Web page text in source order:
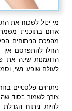
מי יכול לשכוח את
אדום בתוכנית
מהפכת הניתוחים
החלו להתפרסם אין
הדוגמנות שינה את
לעולם שופע ונשי,
ניתוחים פלסטיים
צורך לשמור בסוד
להיות ניתוח